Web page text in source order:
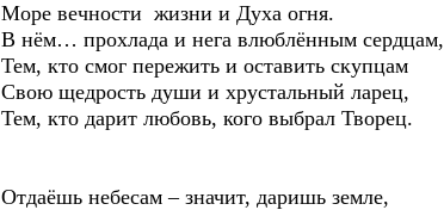
Море вечности жизни и Духа огня.
В нём… прохлада и нега влюблённым сердцам,
Тем, кто смог пережить и оставить скупцам
Свою щедрость души и хрустальный ларец,
Тем, кто дарит любовь, кого выбрал Творец.
Отдаёшь небесам – значит, даришь земле,